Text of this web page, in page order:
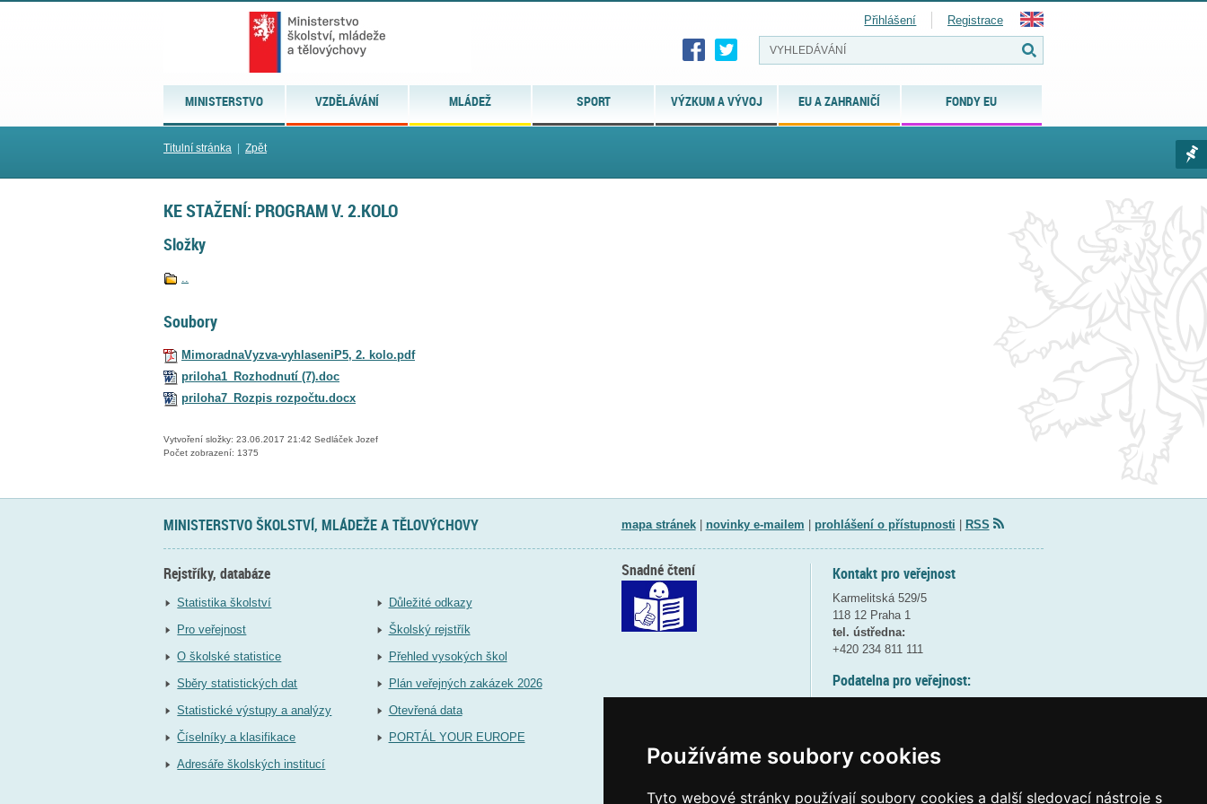
Používáme soubory cookies
Tyto webové stránky používají soubory cookies a další sledovací nástroje s
MINISTERSTVO VZDĚLÁVÁNÍ MLÁDEŽ SPORT VÝZKUM A VÝVOJ EU A ZAHRANIČÍ FONDY EU
Přihlášení Registrace
Titulní stránka Zpět
KE STAŽENÍ: PROGRAM V. 2.KOLO
Složky
..
Soubory
MimoradnaVyzva-vyhlaseniP5, 2. kolo.pdf
priloha1_Rozhodnutí (7).doc
priloha7_Rozpis rozpočtu.docx
Vytvoření složky: 23.06.2017 21:42 Sedláček Jozef
Počet zobrazení: 1375
MINISTERSTVO ŠKOLSTVÍ, MLÁDEŽE A TĚLOVÝCHOVY mapa stránek| novinky e-mailem prohlášení o přístupnosti RSS
Rejstříky, databáze
Statistika školství
Pro veřejnost
O školské statistice
Sběry statistických dat
Statistické výstupy a analýzy
Číselníky a klasifikace
Adresáře školských institucí
Důležité odkazy
Školský rejstřík
Přehled vysokých škol
Plán veřejných zakázek 2026
Otevřená data
PORTÁL YOUR EUROPE
Kontakt pro veřejnost
Karmelitská 529/5
118 12 Praha 1
tel. ústředna:
+420 234 811 111
Podatelna pro veřejnost:
(více informací
Snadné čtení